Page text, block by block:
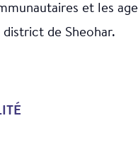
et les
de Sheohar.